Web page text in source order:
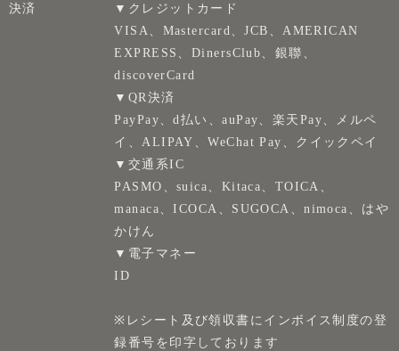
決済
▼クレジットカード
VISA、Mastercard、JCB、AMERICAN
EXPRESS、DinersClub、銀聯、
discoverCard
▼QR決済
PayPay、d払い、auPay、楽天Pay、メルペ
イ、ALIPAY、WeChat Pay、クイックペイ
▼交通系IC
PASMO、suica、Kitaca、TOICA、
manaca、ICOCA、SUGOCA、nimoca、はや
かけん
▼電子マネー
ID
※レシート及び領収書にインボイス制度の登
録番号を印字しております